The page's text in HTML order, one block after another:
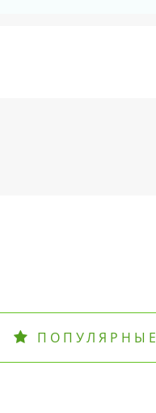
ПОПУЛЯРНЫЕ